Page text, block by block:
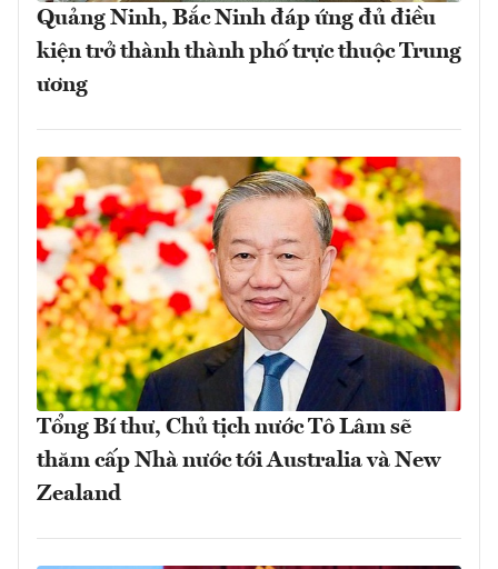
Quảng Ninh, Bắc Ninh đáp ứng đủ điều
kiện trở thành thành phố trực thuộc Trung
ương
Tổng Bí thư, Chủ tịch nước Tô Lâm sẽ
thăm cấp Nhà nước tới Australia và New
Zealand